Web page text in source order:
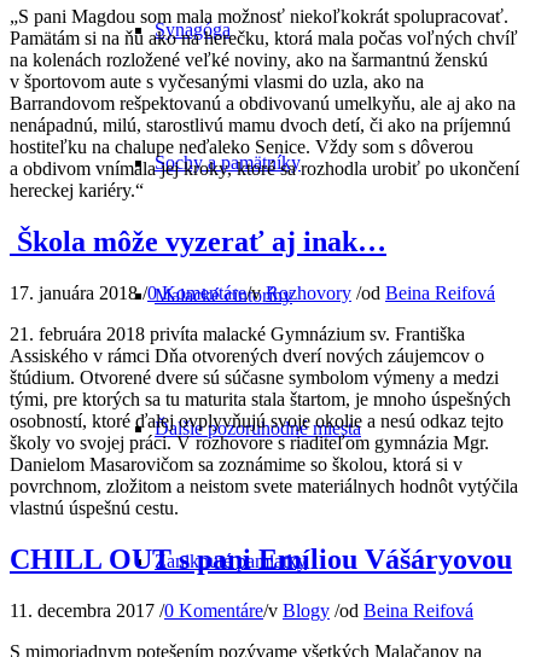
Synagóga
Sochy a pamätníky
Malacké cintoríny
Ďalšie pozoruhodné miesta
Zaniknuté pamiatky
„S pani Magdou som mala možnosť niekoľkokrát spolupracovať.
Pamätám si na ňu ako na herečku, ktorá mala počas voľných chvíľ
na kolenách rozložené veľké noviny, ako na šarmantnú ženskú
v športovom aute s vyčesanými vlasmi do uzla, ako na
Barrandovom rešpektovanú a obdivovanú umelkyňu, ale aj ako na
nenápadnú, milú, starostlivú mamu dvoch detí, či ako na príjemnú
hostiteľku na chalupe neďaleko Senice. Vždy som s dôverou
a obdivom vnímala jej kroky, ktoré sa rozhodla urobiť po ukončení
hereckej kariéry.“
Škola môže vyzerať aj inak…
17. januára 2018 /0 Komentáre/vRozhovory /od Beina Reifová
21. februára 2018 privíta malacké Gymnázium sv. Františka
Assiského v rámci Dňa otvorených dverí nových záujemcov o
štúdium. Otvorené dvere sú súčasne symbolom výmeny a medzi
tými, pre ktorých sa tu maturita stala štartom, je mnoho úspešných
osobností, ktoré ďalej ovplyvňujú svoje okolie a nesú odkaz tejto
školy vo svojej práci. V rozhovore s riaditeľom gymnázia Mgr.
Danielom Masarovičom sa zoznámime so školou, ktorá si v
povrchnom, zložitom a neistom svete materiálnych hodnôt vytýčila
vlastnú úspešnú cestu.
CHILL OUT s pani Emíliou Vášáryovou
11. decembra 2017 /0 Komentáre/v Blogy /od Beina Reifová
S mimoriadnym potešením pozývame všetkých Malačanov na